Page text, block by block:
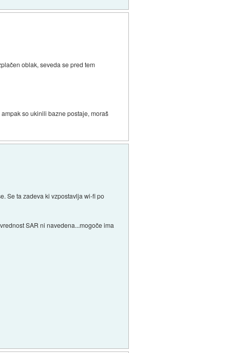
oblak, seveda se pred tem
so ukinili bazne postaje, moraš
Se ta zadeva ki vzpostavlja wi-fi po
SAR ni navedena...mogoče ima